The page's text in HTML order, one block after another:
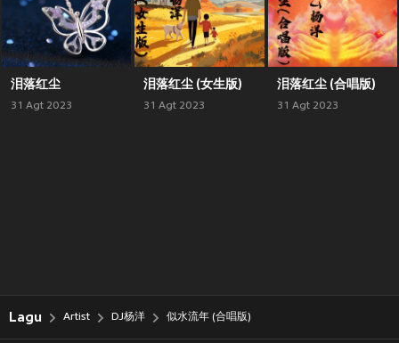
泪落红尘
31 Agt 2023
泪落红尘 (女生版)
31 Agt 2023
泪落红尘 (合唱版)
31 Agt 2023
Lagu Artist DJ杨洋 似水流年 (合唱版)